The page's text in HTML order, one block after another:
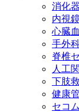
消化
内視
心臓
手外
脊椎
人工
下肢
健康
セコ